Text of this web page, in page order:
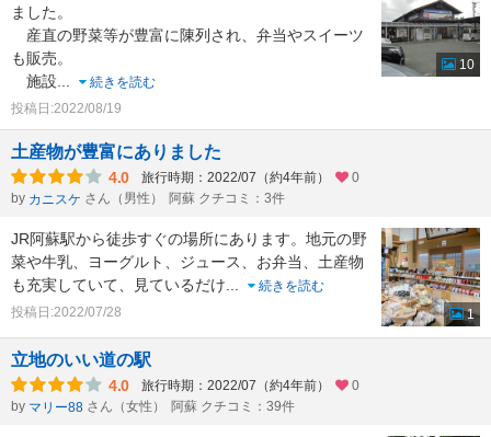
ました。
産直の野菜等が豊富に陳列され、弁当やスイーツ
も販売。
施設...
続きを読む
投稿日:2022/08/19
10
土産物が豊富にありました
4.0 旅行時期：2022/07（約4年前）
0
by カニスケ さん（男性） 阿蘇 クチコミ：3件
JR阿蘇駅から徒歩すぐの場所にあります。地元の野
菜や牛乳、ヨーグルト、ジュース、お弁当、土産物
も充実していて、見ているだけ...
続きを読む
投稿日:2022/07/28
1
立地のいい道の駅
4.0 旅行時期：2022/07（約4年前）
0
by マリー88 さん（女性） 阿蘇 クチコミ：39件